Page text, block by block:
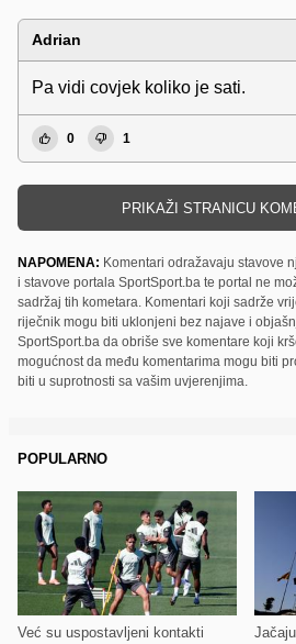
Adrian
Pa vidi covjek koliko je sati.
0 1
PRIKAŽI STRANICU
NAPOMENA: Komentari odražavaju stavove
i stavove portala SportSport.ba te portal ne
sadržaj tih kometara. Komentari koji sadrže
riječnik mogu biti uklonjeni bez najave i
SportSport.ba da obriše sve komentare koji
mogućnost da među komentarima mogu biti
biti u suprotnosti sa vašim uvjerenjima.
POPULARNO
Već su uspostavljeni kontakti